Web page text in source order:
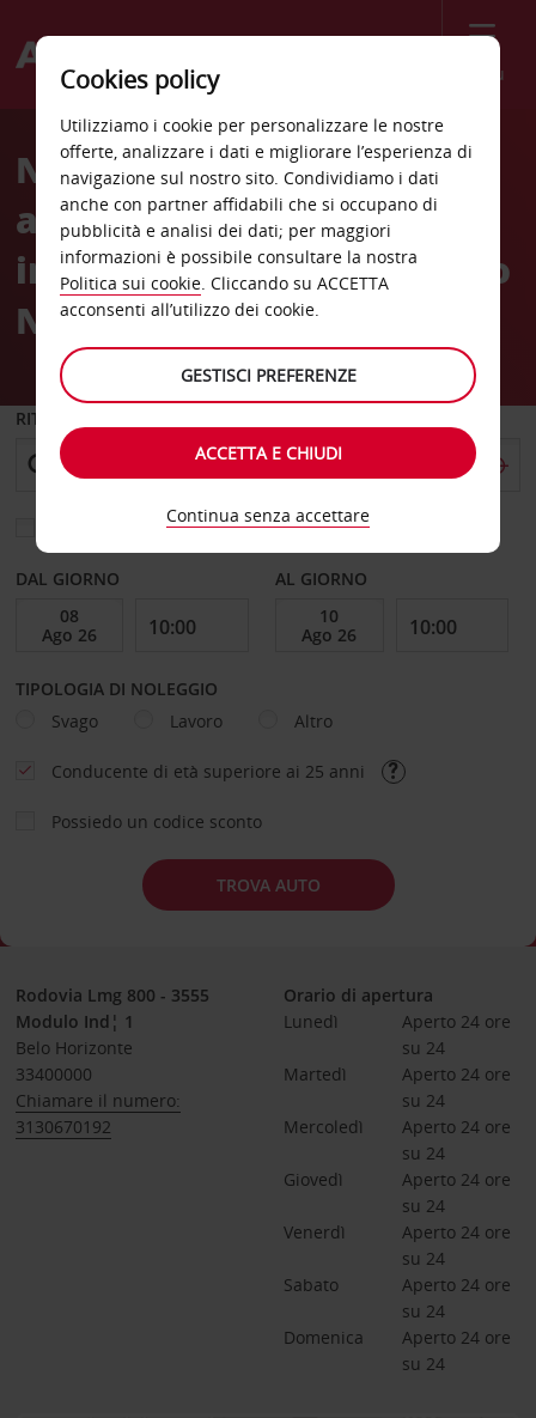
Menù
Welcome
AvisNoleggio auto
all’Aeroporto
internazionale di Tancredo
Neves (CNF)
RITIRO DA
Scegli una località di riconsegna diversa
DAL GIORNO AL GIORNO
TIPOLOGIA DI NOLEGGIO
Svago
Lavoro Altro
Conducente di età superiore ai 25 anni
Possiedo un codice sconto
TROVA AUTO
Rodovia Lmg 800 - 3555
Modulo Ind¦ 1
Belo Horizonte
33400000
Chiamare il numero:
3130670192
Orario di apertura
Lunedì
Aperto 24 ore
su 24
Martedì
Aperto 24 ore
su 24
Mercoledì
Aperto 24 ore
su 24
Giovedì
Aperto 24 ore
su 24
Venerdì
Aperto 24 ore
su 24
Sabato
Aperto 24 ore
su 24
Domenica
Aperto 24 ore
su 24
Cookies policy
Utilizziamo i cookie per personalizzare le nostre
offerte, analizzare i dati e migliorare l’esperienza di
navigazione sul nostro sito. Condividiamo i dati
anche con partner affidabili che si occupano di
pubblicità e analisi dei dati; per maggiori
informazioni è possibile consultare la nostra
Politica sui cookie. Cliccando su ACCETTA
acconsenti all’utilizzo dei cookie.
GESTISCI PREFERENZE
ACCETTA E CHIUDI
Continua senza accettare